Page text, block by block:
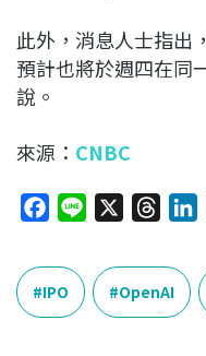
此外，消息人士指出
預計也將於週四在同
說。
來源： CNBC
c
e
b
e
r
e
a
k
IPO OpenAI